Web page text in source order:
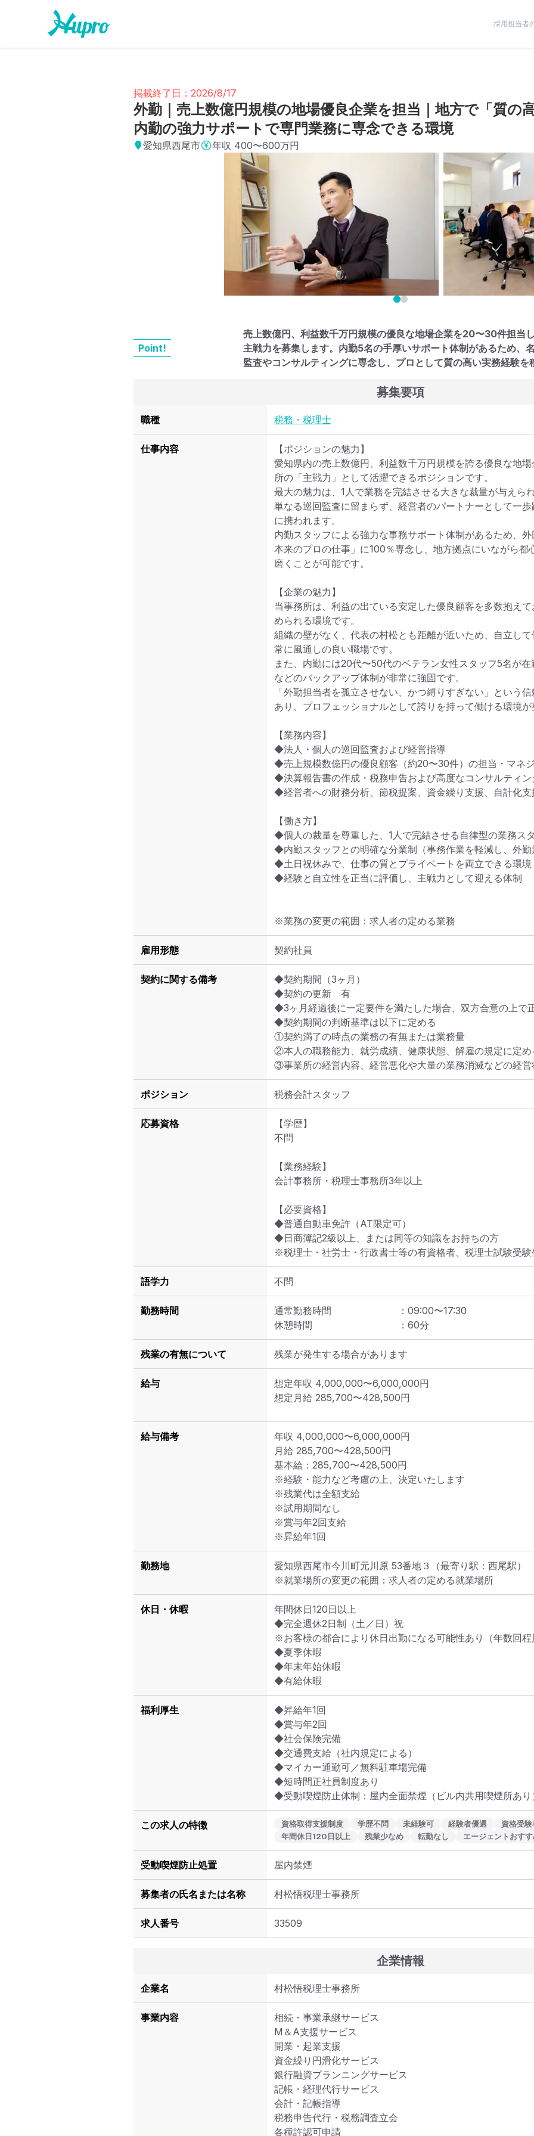
採用担当者
掲載終了日：2026/8/17
外勤｜売上数億円規模の地場優良企業を担当｜地方で「質の
内勤の強力サポートで専門業務に専念できる環境
愛知県西尾市 年収 400〜600万円
Point!
売上数億円、利益数千万円規模の優良な地場企業を20〜30件担当
主戦力を募集します。内勤5名の手厚いサポート体制があるため、
監査やコンサルティングに専念し、プロとして質の高い実務経験を
募集要項
職種 税務・税理士
仕事内容
【ポジションの魅力】
愛知県内の売上数億円、利益数千万円規模を誇る優良な地
所の「主戦力」として活躍できるポジションです。
最大の魅力は、1人で業務を完結させる大きな裁量が与えら
単なる巡回監査に留まらず、経営者のパートナーとして一
に携われます。
内勤スタッフによる強力な事務サポート体制があるため、
本来のプロの仕事」に100％専念し、地方拠点にいながら都
磨くことが可能です。
【企業の魅力】
当事務所は、利益の出ている安定した優良顧客を多数抱え
められる環境です。
組織の壁がなく、代表の村松とも距離が近いため、自立し
常に風通しの良い職場です。
また、内勤には20代〜50代のベテラン女性スタッフ5名が
などのバックアップ体制が非常に強固です。
「外勤担当者を孤立させない、かつ縛りすぎない」という
あり、プロフェッショナルとして誇りを持って働ける環境
【業務内容】
◆法人・個人の巡回監査および経営指導
◆売上規模数億円の優良顧客（約20〜30件）の担当・マネ
◆決算報告書の作成・税務申告および高度なコンサルティン
◆経営者への財務分析、節税提案、資金繰り支援、自計化支
【働き方】
◆個人の裁量を尊重した、1人で完結させる自律型の業務ス
◆内勤スタッフとの明確な分業制（事務作業を軽減し、外
◆土日祝休みで、仕事の質とプライベートを両立できる環境
◆経験と自立性を正当に評価し、主戦力として迎える体制
※業務の変更の範囲：求人者の定める業務
雇用形態 契約社員
契約に関する備考
◆契約期間（3ヶ月）
◆契約の更新　有
◆3ヶ月経過後に一定要件を満たした場合、双方合意の上で
◆契約期間の判断基準は以下に定める
①契約満了の時点の業務の有無または業務量
②本人の職務能力、就労成績、健康状態、解雇の規定に定め
③事業所の経営内容、経営悪化や大量の業務消滅などの経営
ポジション 税務会計スタッフ
応募資格
【学歴】
不問
【業務経験】
会計事務所・税理士事務所3年以上
【必要資格】
◆普通自動車免許（AT限定可）
◆日商簿記2級以上、または同等の知識をお持ちの方
※税理士・社労士・行政書士等の有資格者、税理士試験受験
語学力 不問
勤務時間 通常勤務時間 ： 09:00〜17:30
休憩時間
： 60分
残業の有無について 残業が発生する場合があります
給与 想定年収 4,000,000〜6,000,000円
想定月給 285,700〜428,500円
給与備考
年収 4,000,000〜6,000,000円
月給 285,700〜428,500円
基本給：285,700〜428,500円
※経験・能力など考慮の上、決定いたします
※残業代は全額支給
※試用期間なし
※賞与年2回支給
※昇給年1回
勤務地 愛知県西尾市今川町元川原 53番地３
（最寄り駅：西尾駅）
※就業場所の変更の範囲：求人者の定める就業場所
休日・休暇
年間休日120日以上
◆完全週休2日制（土／日）祝
※お客様の都合により休日出勤になる可能性あり（年数回程
◆夏季休暇
◆年末年始休暇
◆有給休暇
福利厚生
◆昇給年1回
◆賞与年2回
◆社会保険完備
◆交通費支給（社内規定による）
◆マイカー通勤可／無料駐車場完備
◆短時間正社員制度あり
◆受動喫煙防止体制：屋内全面禁煙（ビル内共用喫煙所あり
この求人の特徴 資格取得支援制度 学歴不問 未経験可 経験者優遇
資格受
年間休日120日以上
残業少なめ 転勤なし エージェントおす
受動喫煙防止処置 屋内禁煙
募集者の氏名または名称 村松悟税理士事務所
求人番号 33509
企業情報
企業名 村松悟税理士事務所
事業内容
相続・事業承継サービス
M＆A支援サービス
開業・起業支援
資金繰り円滑化サービス
銀行融資プランニングサービス
記帳・経理代行サービス
会計・記帳指導
税務申告代行・税務調査立会
各種許認可申請